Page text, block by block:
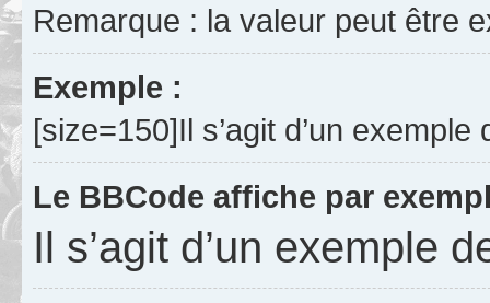
Remarque : la valeur peut être
Exemple :
[size=150]Il s’agit d’un
Le BBCode affiche par
Il s’agit d’un exemple